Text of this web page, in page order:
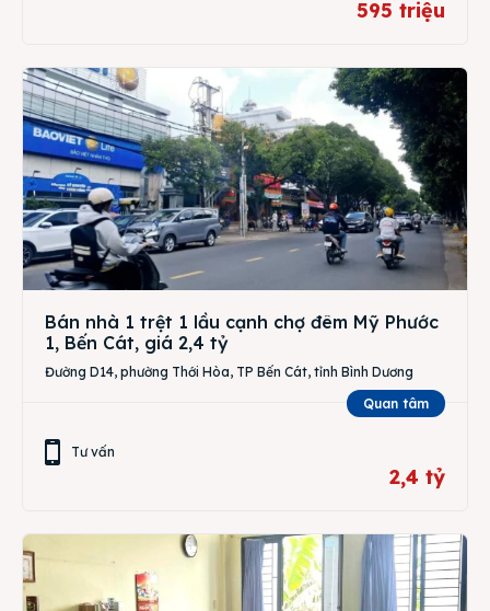
595 triệu
Bán nhà 1 trệt 1 lầu cạnh chợ đêm Mỹ Phước
1, Bến Cát, giá 2,4 tỷ
Đường D14, phường Thới Hòa, TP Bến Cát, tỉnh Bình Dương
Quan tâm
Tư vấn
2,4 tỷ